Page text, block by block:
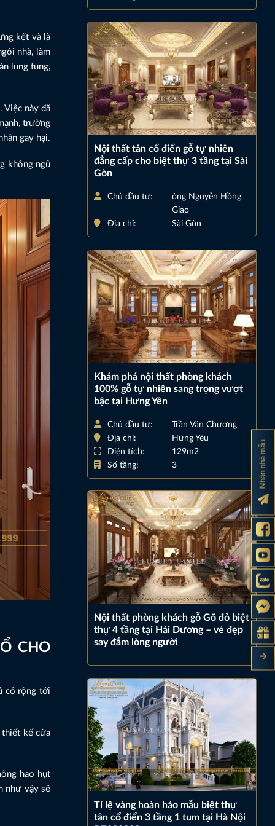
kết và là
nhà, làm
lung tung,
Việc này đã
trường
gay hại.
không ngủ
CHO
có rộng tới
thiết kế cửa
hao hụt
như vậy sẽ
Nội thất tân cổ điển gỗ tự nhiên
đẳng cấp cho biệt thự 3 tầng tại Sài
Gòn
Chủ đầu tư:
ông Nguyễn Hồng
Giao
Địa chỉ:
Sài Gòn
Khám phá nội thất phòng khách
100% gỗ tự nhiên sang trọng vượt
bậc tại Hưng Yên
Chủ đầu tư:
Trần Văn Chương
Địa chỉ:
Hưng Yêu
Diện tích:
129m2
Số tầng:
3
Nội thất phòng khách gỗ Gõ đỏ biệt
thự 4 tầng tại Hải Dương – vẻ đẹp
say đắm lòng người
Tỉ lệ vàng hoàn hảo mẫu biệt thự
tân cổ điển 3 tầng 1 tum tại Hà Nội
Nhận nhà mẫu